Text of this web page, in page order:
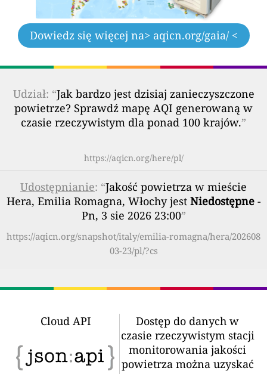
Dowiedz się więcej na> aqicn.org/gaia/ <
Udział: “Jak bardzo jest dzisiaj zanieczyszczone
powietrze? Sprawdź mapę AQI generowaną w
czasie rzeczywistym dla ponad 100 krajów.”
https://aqicn.org/here/pl/
Udostępnianie: “Jakość powietrza w mieście
Hera, Emilia Romagna, Włochy jest Niedostępne-
Pn, 3 sie 2026 23:00”
https://aqicn.org/snapshot/italy/emilia-romagna/hera/202608
03-23/pl/?cs
Cloud API
Dostęp do danych w
czasie rzeczywistym stacji
monitorowania jakości
powietrza można uzyskać